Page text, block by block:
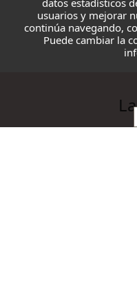
datos estadísticos
usuarios y mejorar
continúa navegando,
Puede cambiar la